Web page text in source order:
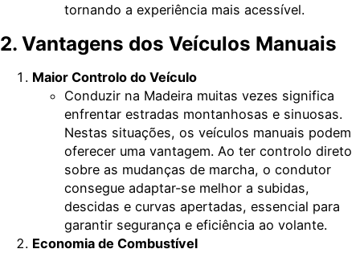
tornando a experiência mais acessível.
2. Vantagens dos Veículos Manuais
Maior Controlo do Veículo
Conduzir na Madeira muitas vezes significa
enfrentar estradas montanhosas e sinuosas.
Nestas situações, os veículos manuais podem
oferecer uma vantagem. Ao ter controlo direto
sobre as mudanças de marcha, o condutor
consegue adaptar-se melhor a subidas,
descidas e curvas apertadas, essencial para
garantir segurança e eficiência ao volante.
Economia de Combustível